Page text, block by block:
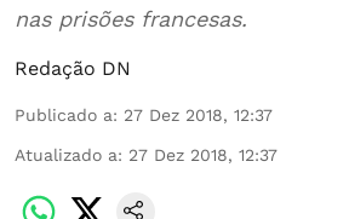
nas prisões francesas.
Redação DN
Publicado a: 27 Dez 2018, 12:37
Atualizado a: 27 Dez 2018, 12:37